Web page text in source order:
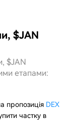
$JAN
$JAN
етапами:
пропозиція DEX
частку в